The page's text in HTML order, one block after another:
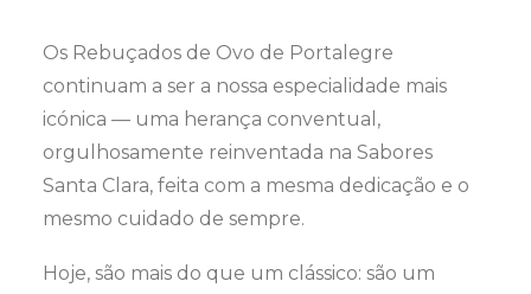
Os Rebuçados de Ovo de Portalegre
continuam a ser a nossa especialidade mais
icónica — uma herança conventual,
orgulhosamente reinventada na Sabores
Santa Clara, feita com a mesma dedicação e o
mesmo cuidado de sempre.
Hoje, são mais do que um clássico: são um